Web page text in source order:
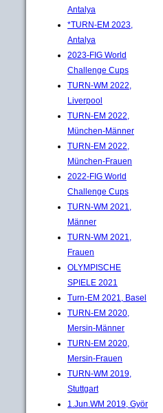
Antalya
*TURN-EM 2023,
Antalya
2023-FIG World
Challenge Cups
TURN-WM 2022,
Liverpool
TURN-EM 2022,
München-Männer
TURN-EM 2022,
München-Frauen
2022-FIG World
Challenge Cups
TURN-WM 2021,
Männer
TURN-WM 2021,
Frauen
OLYMPISCHE
SPIELE 2021
Turn-EM 2021, Basel
TURN-EM 2020,
Mersin-Männer
TURN-EM 2020,
Mersin-Frauen
TURN-WM 2019,
Stuttgart
1.Jun.WM 2019, Györ